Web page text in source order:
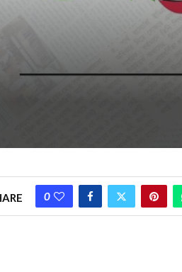
0